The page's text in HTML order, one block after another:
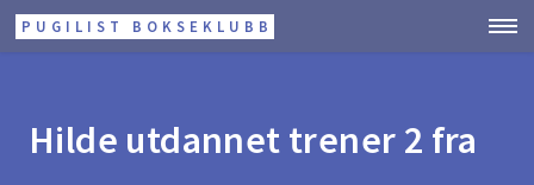
PUGILIST BOKSEKLUBB
Hilde utdannet trener 2 fra